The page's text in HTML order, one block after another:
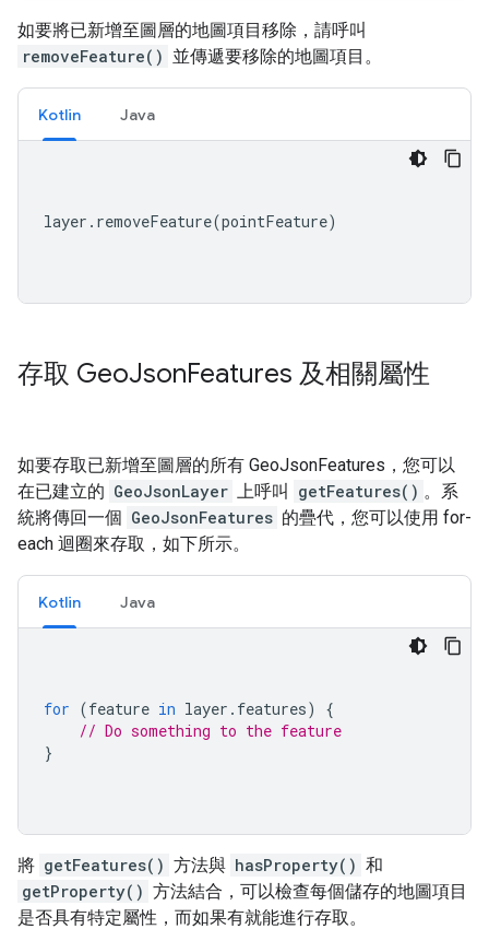
如要將已新增至圖層的地圖項目移除，請呼叫
removeFeature() 並傳遞要移除的地圖項目。
Kotlin Java
layer . removeFeature(pointFeature)
存取 GeoJsonFeatures 及相關屬性
如要存取已新增至圖層的所有 GeoJsonFeatures，您可以
在已建立的 GeoJsonLayer 上呼叫 getFeatures() 。系
統將傳回一個 GeoJsonFeatures 的疊代，您可以使用 for-
each 迴圈來存取，如下所示。
Kotlin Java
for (feature in layer . features)
{
// Do something to the feature
}
將 getFeatures() 方法與 hasProperty() 和
getProperty() 方法結合，可以檢查每個儲存的地圖項目
是否具有特定屬性，而如果有就能進行存取。